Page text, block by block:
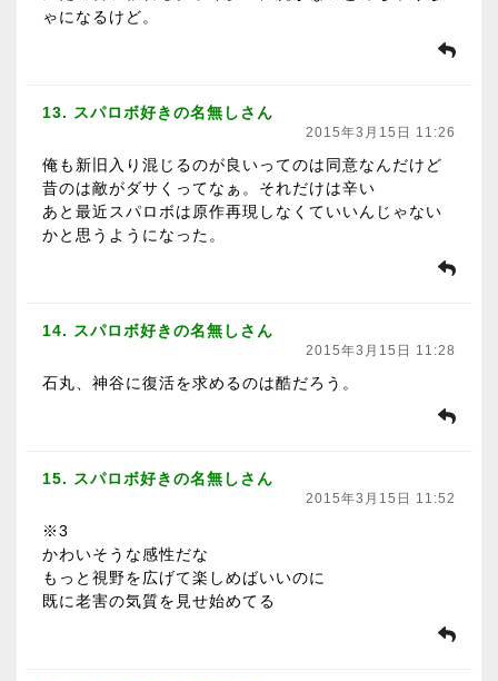
ゃになるけど。
13. スパロボ好きの名無しさん
2015年3月15日 11:26
俺も新旧入り混じるのが良いってのは同意なんだけど
昔のは敵がダサくってなぁ。それだけは辛い
あと最近スパロボは原作再現しなくていいんじゃない
かと思うようになった。
14. スパロボ好きの名無しさん
2015年3月15日 11:28
石丸、神谷に復活を求めるのは酷だろう。
15. スパロボ好きの名無しさん
2015年3月15日 11:52
※3
かわいそうな感性だな
もっと視野を広げて楽しめばいいのに
既に老害の気質を見せ始めてる